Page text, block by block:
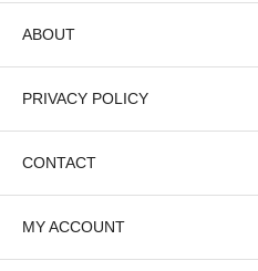
ABOUT
PRIVACY POLICY
CONTACT
MY ACCOUNT